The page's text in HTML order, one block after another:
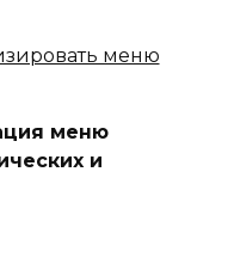
меню
и